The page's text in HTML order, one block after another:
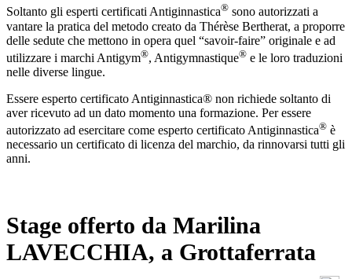
Soltanto gli esperti certificati Antiginnastica® sono autorizzati a
vantare la pratica del metodo creato da Thérèse Bertherat, a proporre
delle sedute che mettono in opera quel “savoir-faire” originale e ad
utilizzare i marchi Antigym®, Antigymnastique® e le loro traduzioni
nelle diverse lingue.
Essere esperto certificato Antiginnastica® non richiede soltanto di
aver ricevuto ad un dato momento una formazione. Per essere
autorizzato ad esercitare come esperto certificato Antiginnastica® è
necessario un certificato di licenza del marchio, da rinnovarsi tutti gli
anni.
Stage offerto da Marilina
LAVECCHIA, a Grottaferrata